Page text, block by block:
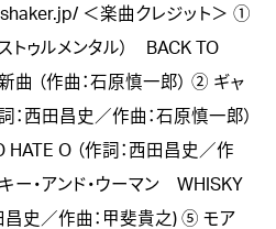
＜楽曲クレジット＞ ①
ストゥルメンタル） BACK TO
曲 （作曲：石原慎一郎） ② ギャ
西田昌史／作曲：石原慎一郎）
O （作詞：西田昌史／作
ー・アンド・ウーマン WHISKY
昌史／作曲：甲斐貴之) ⑤ モア